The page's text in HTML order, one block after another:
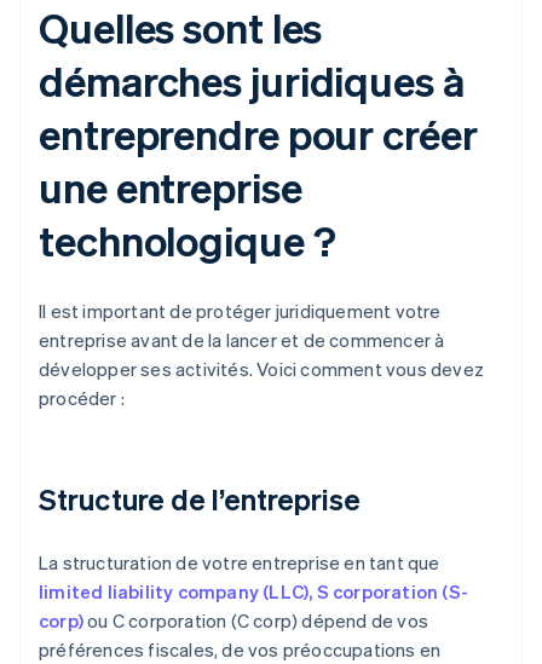
Quelles sont les
démarches juridiques à
entreprendre pour créer
une entreprise
technologique ?
Il est important de protéger juridiquement votre
entreprise avant de la lancer et de commencer à
développer ses activités. Voici comment vous devez
procéder :
Structure de l’entreprise
La structuration de votre entreprise en tant que
limited liability company (LLC), S corporation (S-
corp)ou C corporation (C corp) dépend de vos
préférences fiscales, de vos préoccupations en